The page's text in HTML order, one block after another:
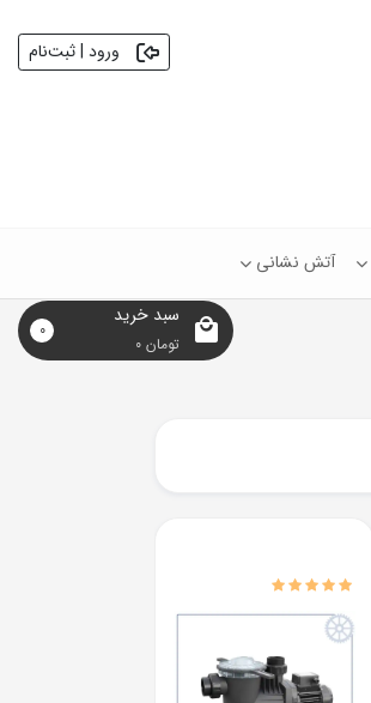
ورود | ثبت‌نام
آتش نشانی
سبد خرید
0 تومان
0